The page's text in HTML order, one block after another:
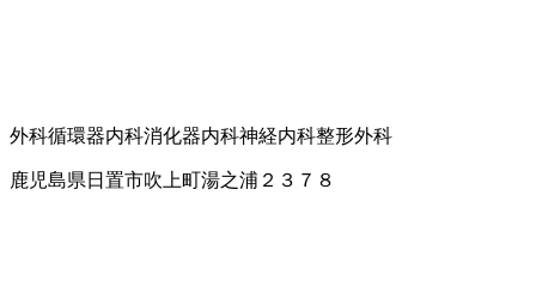
外科循環器内科消化器内科神経内科整形外科
鹿児島県日置市吹上町湯之浦２３７８